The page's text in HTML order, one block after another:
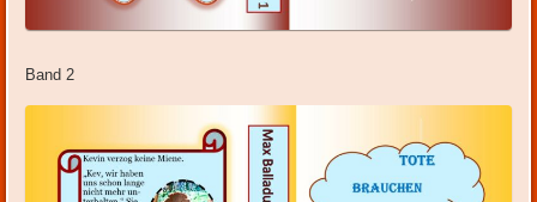
Band 2